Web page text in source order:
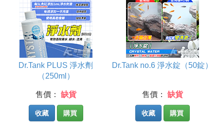
Dr.Tank PLUS 淨水劑
（250ml）
售價： 缺貨
收藏 購買
Dr.Tank no.6 淨水錠（50錠）
售價： 缺貨
收藏 購買